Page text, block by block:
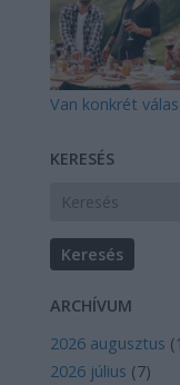
Van konkrét
KERESÉS
ARCHÍVUM
2026 augusztus (1
2026 július (7)